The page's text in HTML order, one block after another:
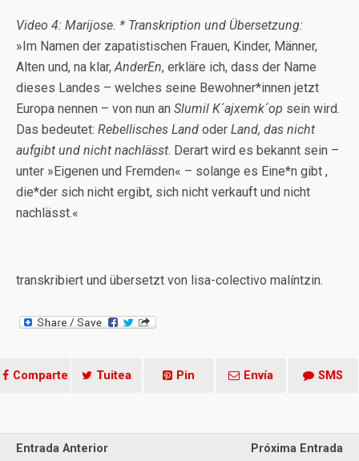
Video 4: Marijose. * Transkription und Übersetzung:
»Im Namen der zapatistischen Frauen, Kinder, Männer,
Alten und, na klar,AnderEn, erkläre ich, dass der Name
dieses Landes – welches seine Bewohner*innen jetzt
Europa nennen – von nun an Slumil K´ajxemk´op sein wird.
Das bedeutet: Rebellisches Land oder Land, das nicht
aufgibt und nicht nachlässt. Derart wird es bekannt sein –
unter »Eigenen und Fremden« – solange es Eine*n gibt ,
die*der sich nicht ergibt, sich nicht verkauft und nicht
nachlässt.«
transkribiert und übersetzt von lisa-colectivo malíntzin.
Comparte Tuitea Pin Envía SMS
Entrada Anterior
Próxima Entrada